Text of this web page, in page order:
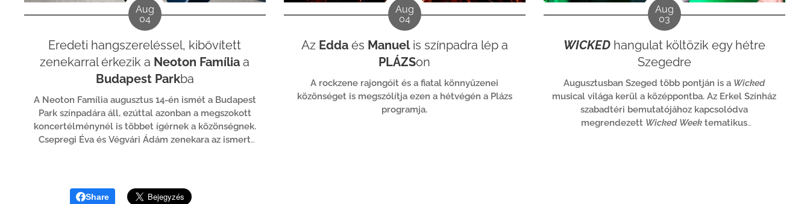
Aug
04
Eredeti hangszereléssel, kibővített
zenekarral érkezik a Neoton Família a
Budapest Parkba
A Neoton Família augusztus 14-én ismét a Budapest
Park színpadára áll, ezúttal azonban a megszokott
koncertélménynél is többet ígérnek a közönségnek.
Csepregi Éva és Végvári Ádám zenekara az ismert
Aug
04
Az Eddaés Manuelis színpadra lép a
PLÁZSon
A rockzene rajongóit és a fiatal könnyűzenei
közönséget is megszólítja ezen a hétvégén a Plázs
programja.
Aug
03
WICKEDhangulat költözik egy hétre
Szegedre
Augusztusban Szeged több pontján is a Wicked
musical világa kerül a középpontba. Az Erkel Színház
szabadtéri bemutatójához kapcsolódva
megrendezett Wicked Week tematikus
Share